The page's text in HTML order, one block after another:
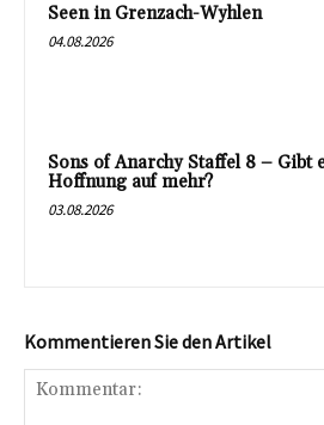
Seen in Grenzach-Wyhlen
04.08.2026
Sons of Anarchy Staffel 8 – Gibt
Hoffnung auf mehr?
03.08.2026
Kommentieren Sie den Artikel